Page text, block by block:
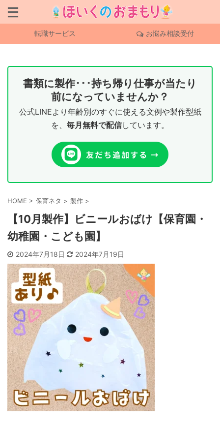
転職サービス お悩み相談受付
書類に製作･･･持ち帰り仕事が当たり
前になっていませんか？
公式LINEより年齢別のすぐに使える文例や製作型紙
を、 毎月無料で配信しています。
HOME > 保育ネタ > 製作 >
【10月製作】ビニールおばけ【保育園・
幼稚園・こども園】
2024年7月18日 2024年7月19日